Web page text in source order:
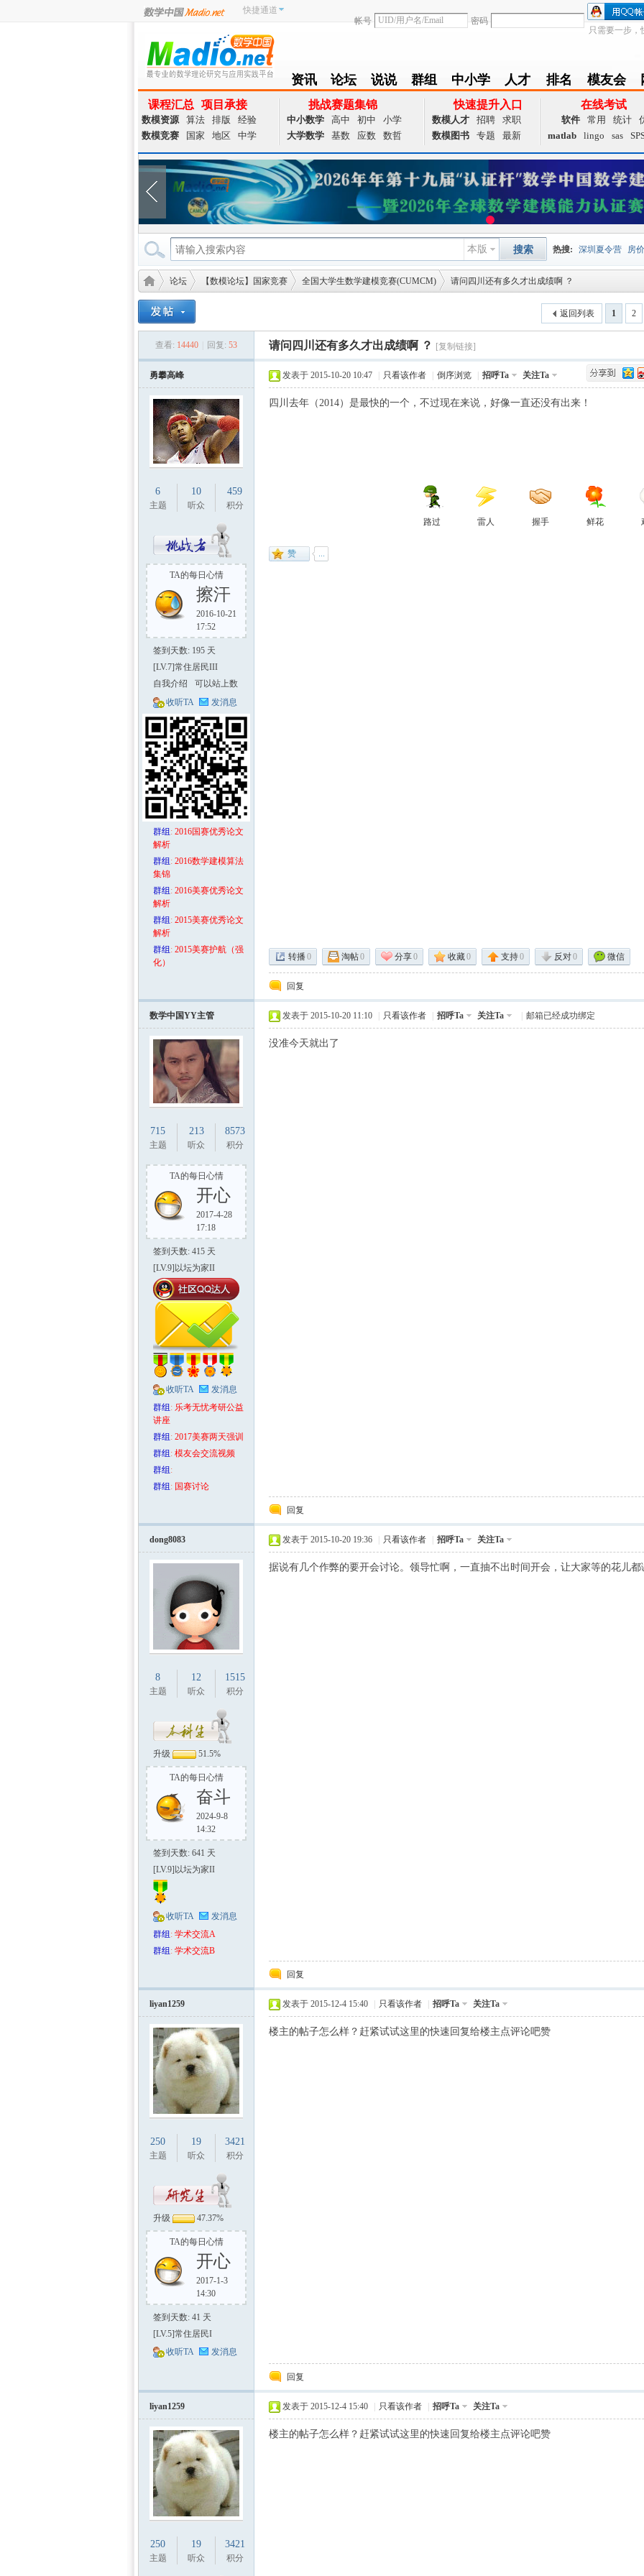
快捷通道
帐号
密码
只需要一步，
资讯
NEWS
论坛
BBS
说说
Follow
群组
group
中小学
zxx
人才
achieve
排名
Ranklist
模友会
Club
课程汇总 项目承接
数模资源 算法 排版
经验
数模竞赛
国家 地区 中学
挑战赛题集锦
中小数学 高中 初中
小学
大学数学
基数 应数 数哲
快速提升入口
数模人才 招聘
求职
数模图书
专题 最新
在线考试
软件 常用 统计
matlab
lingo sas
本版 搜索 热搜: 深圳夏令营 房价
数据挖掘
夏令营 大数据 预测模
成绩 挑战赛
社
区-
数学
中国
»
论坛
›
【数模论坛】国家竞赛
›
全国大学生数学建模竞赛(CUMCM)
›
请问四川还有多久才出成绩啊 ？
1 2
返回列表
查看: 14440 回复: 53 请问四川还有多久才出成绩啊 ？ [复制链接]
勇攀高峰
6
主题
10
听众
459
积分
TA的每日心情
擦汗
2016-10-21
17:52
签到天数: 195 天
[LV.7]常住居民III
自我介绍
可以站上数
学建模的高
收听TA 发消息
群组 : 2016国赛优秀论文
解析
群组 : 2016数学建模算法
集锦
群组 : 2016美赛优秀论文
解析
群组 : 2015美赛优秀论文
解析
群组 : 2015美赛护航（强
化）
发表于 2015-10-20 10:47 只看该作者 倒序浏览 招呼Ta 关注Ta
四川去年（2014）是最快的一个，不过现在来说，好像一直还没有出来！
路过 雷人 握手 鲜花
转播0 淘帖0 分享0 收藏0 支持0 反对0 微信
回复
数学中国YY主管
715
主题
213
听众
8573
积分
TA的每日心情
开心
2017-4-28
17:18
签到天数: 415 天
[LV.9]以坛为家II
收听TA
发消息
群组 : 乐考无忧考研公益
讲座
群组 : 2017美赛两天强训
群组 : 模友会交流视频
群组 :
群组 : 国赛讨论
发表于 2015-10-20 11:10 只看该作者 招呼Ta 关注Ta 邮箱已经成功绑定
没准今天就出了
回复
dong8083
8
主题
12
听众
1515
积分
升级 51.5%
TA的每日心情
奋斗
2024-9-8
14:32
签到天数: 641 天
[LV.9]以坛为家II
收听TA
发消息
群组 : 学术交流A
群组 : 学术交流B
发表于 2015-10-20 19:36 只看该作者 招呼Ta 关注Ta
据说有几个作弊的要开会讨论。领导忙啊，一直抽不出时间开会，让大家等的花儿都
回复
liyan1259
250
主题
19
听众
3421
积分
升级 47.37%
TA的每日心情
开心
2017-1-3
14:30
签到天数: 41 天
[LV.5]常住居民I
收听TA
发消息
发表于 2015-12-4 15:40 只看该作者 招呼Ta 关注Ta
楼主的帖子怎么样？赶紧试试这里的快速回复给楼主点评论吧赞
回复
liyan1259
250
主题
19
听众
3421
积分
发表于 2015-12-4 15:40 只看该作者 招呼Ta 关注Ta
楼主的帖子怎么样？赶紧试试这里的快速回复给楼主点评论吧赞